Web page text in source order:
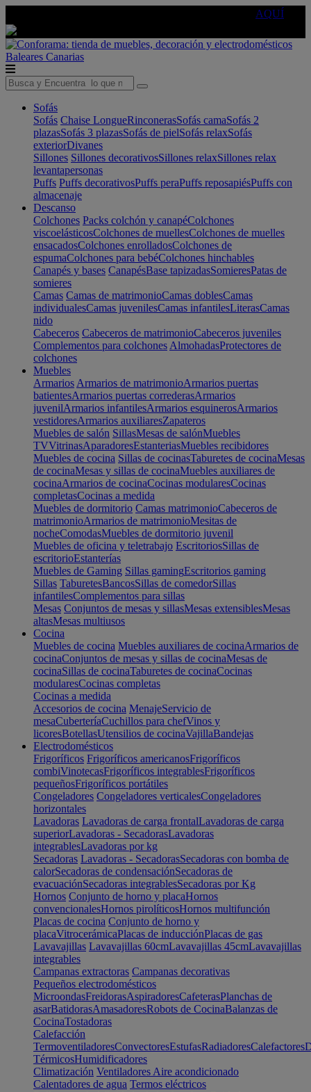
AQUÍ
Baleares Canarias
Sofás
Sofás Chaise LongueRinconerasSofás camaSofás 2
plazasSofás 3 plazasSofás de pielSofás relaxSofás
exteriorDivanes
Sillones Sillones decorativosSillones relaxSillones relax
levantapersonas
Puffs Puffs decorativosPuffs peraPuffs reposapiésPuffs con
almacenaje
Descanso
Colchones Packs colchón y canapéColchones
viscoelásticosColchones de muellesColchones de muelles
ensacadosColchones enrolladosColchones de
espumaColchones para bebéColchones hinchables
Canapés y bases CanapésBase tapizadasSomieresPatas de
somieres
Camas Camas de matrimonioCamas doblesCamas
individualesCamas juvenilesCamas infantilesLiterasCamas
nido
Cabeceros Cabeceros de matrimonioCabeceros juveniles
Complementos para colchones AlmohadasProtectores de
colchones
Muebles
Armarios Armarios de matrimonioArmarios puertas
batientesArmarios puertas correderasArmarios
juvenilArmarios infantilesArmarios esquinerosArmarios
vestidoresArmarios auxiliaresZapateros
Muebles de salón SillasMesas de salónMuebles
TVVitrinasAparadoresEstanteriasMuebles recibidores
Muebles de cocina Sillas de cocinasTaburetes de cocinaMesas
de cocinaMesas y sillas de cocinaMuebles auxiliares de
cocinaArmarios de cocinaCocinas modularesCocinas
completasCocinas a medida
Muebles de dormitorio Camas matrimonioCabeceros de
matrimonioArmarios de matrimonioMesitas de
nocheComodasMuebles de dormitorio juvenil
Muebles de oficina y teletrabajo EscritoriosSillas de
escritorioEstanterías
Muebles de Gaming Sillas gamingEscritorios gaming
Sillas TaburetesBancosSillas de comedorSillas
infantilesComplementos para sillas
Mesas Conjuntos de mesas y sillasMesas extensiblesMesas
altasMesas multiusos
Cocina
Muebles de cocina Muebles auxiliares de cocinaArmarios de
cocinaConjuntos de mesas y sillas de cocinaMesas de
cocinaSillas de cocinaTaburetes de cocinaCocinas
modularesCocinas completas
Cocinas a medida
Accesorios de cocina MenajeServicio de
mesaCuberteríaCuchillos para chefVinos y
licoresBotellasUtensilios de cocinaVajillaBandejas
Electrodomésticos
Frigoríficos Frigoríficos americanosFrigoríficos
combiVinotecasFrigoríficos integrablesFrigoríficos
pequeñosFrigoríficos portátiles
Congeladores Congeladores verticalesCongeladores
horizontales
Lavadoras Lavadoras de carga frontalLavadoras de carga
superiorLavadoras - SecadorasLavadoras
integrablesLavadoras por kg
Secadoras Lavadoras - SecadorasSecadoras con bomba de
calorSecadoras de condensaciónSecadoras de
evacuaciónSecadoras integrablesSecadoras por Kg
Hornos Conjunto de horno y placaHornos
convencionalesHornos pirolíticosHornos multifunción
Placas de cocina Conjunto de horno y
placaVitrocerámicaPlacas de inducciónPlacas de gas
Lavavajillas Lavavajillas 60cmLavavajillas 45cmLavavajillas
integrables
Campanas extractoras Campanas decorativas
Pequeños electrodomésticos
MicroondasFreidorasAspiradoresCafeterasPlanchas de
asarBatidorasAmasadoresRobots de CocinaBalanzas de
CocinaTostadoras
Calefacción
TermoventiladoresConvectoresEstufasRadiadoresCalefactores
TérmicosHumidificadores
Climatización Ventiladores Aire acondicionado
Calentadores de agua Termos eléctricos